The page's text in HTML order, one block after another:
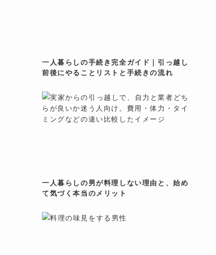
一人暮らしの手続き完全ガイド｜引っ越し
前後にやることリストと手続きの流れ
一人暮らしの男が料理しない理由と、始め
て気づく本当のメリット